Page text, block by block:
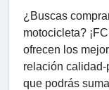
¿Buscas
motocicleta?
ofrecen los
relación
que podrás